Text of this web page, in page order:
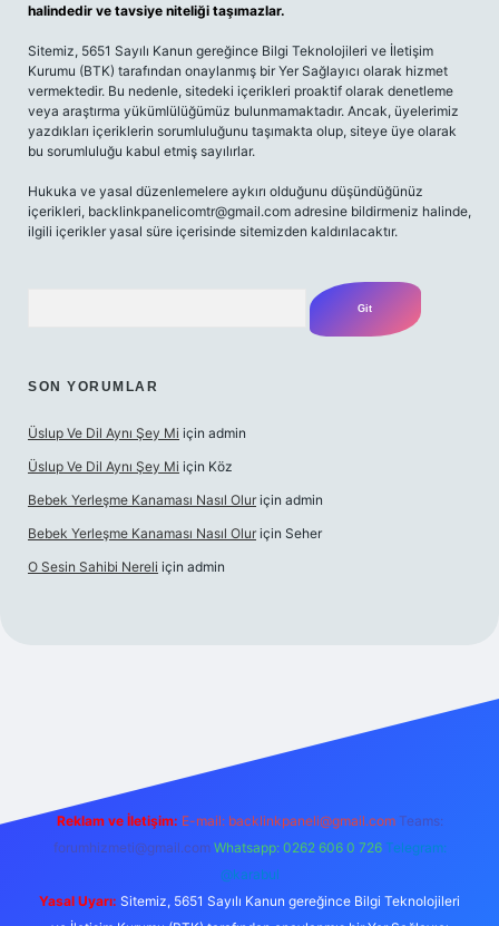
halindedir ve tavsiye niteliği taşımazlar.
Sitemiz, 5651 Sayılı Kanun gereğince Bilgi Teknolojileri ve İletişim
Kurumu (BTK) tarafından onaylanmış bir Yer Sağlayıcı olarak hizmet
vermektedir. Bu nedenle, sitedeki içerikleri proaktif olarak denetleme
veya araştırma yükümlülüğümüz bulunmamaktadır. Ancak, üyelerimiz
yazdıkları içeriklerin sorumluluğunu taşımakta olup, siteye üye olarak
bu sorumluluğu kabul etmiş sayılırlar.
Hukuka ve yasal düzenlemelere aykırı olduğunu düşündüğünüz
içerikleri, backlinkpanelicomtr@gmail.com adresine bildirmeniz halinde,
ilgili içerikler yasal süre içerisinde sitemizden kaldırılacaktır.
SON YORUMLAR
Üslup Ve Dil Aynı Şey Mi için admin
Üslup Ve Dil Aynı Şey Mi için Köz
Bebek Yerleşme Kanaması Nasıl Olur için admin
Bebek Yerleşme Kanaması Nasıl Olur için Seher
O Sesin Sahibi Nereli için admin
Reklam ve İletişim: E-mail: backlinkpaneli@gmail.com Teams:
forumhizmeti@gmail.com Whatsapp: 0262 606 0 726 Telegram:
@karabul
Yasal Uyarı: Sitemiz, 5651 Sayılı Kanun gereğince Bilgi Teknolojileri